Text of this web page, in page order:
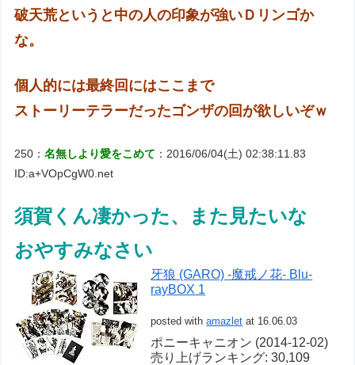
破天荒というと中の人の印象が強いＤリンゴか
な。
個人的には最終回にはここまで
ストーリーテラーだったゴンザの回が欲しいぞｗ
250：名無しより愛をこめて ：2016/06/04(土) 02:38:11.83
ID:a+VOpCgW0.net
須賀くん凄かった、また見たいな
おやすみなさい
牙狼 (GARO) -魔戒ノ花- Blu-
rayBOX 1
posted withamazlet at 16.06.03
ポニーキャニオン (2014-12-02)
売り上げランキング: 30,109